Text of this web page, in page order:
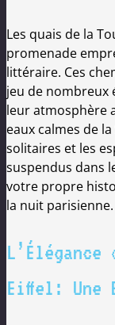
Les quais de la
promenade
littéraire. Ces
jeu de nombreux
leur atmosphère
eaux calmes de
solitaires et les
suspendus dans
votre propre
la nuit parisienne.
Eiffel: Une